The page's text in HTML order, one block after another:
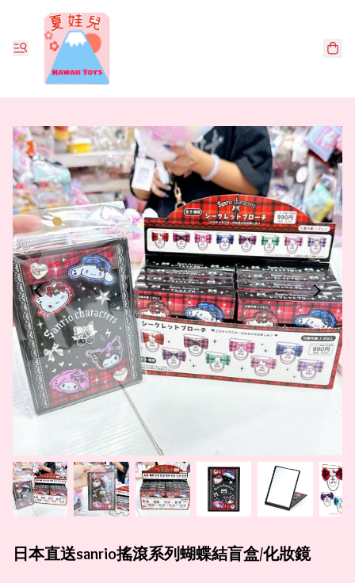
日本直送sanrio搖滾系列蝴蝶結盲盒/化妝鏡